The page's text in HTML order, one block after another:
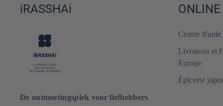
iRASSHAi
De ontmoetingsplek voor liefhebbers
ONLINE
Centre
Livraison et
Europe
Épicerie